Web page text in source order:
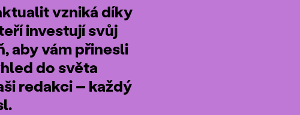
vzniká díky
investují svůj
aby vám přinesli
do světa
redakci – každý